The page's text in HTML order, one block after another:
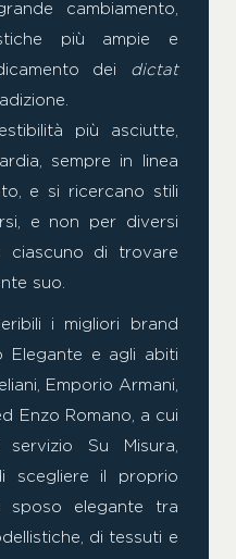
cambiamento,
più ampie e
dei dictat
più asciutte,
sempre in linea
e si ricercano stili
e non per diversi
ciascuno di trovare
suo.
i migliori brand
Elegante e agli abiti
Emporio Armani,
Enzo Romano, a cui
Su Misura,
scegliere il proprio
elegante tra
di tessuti e